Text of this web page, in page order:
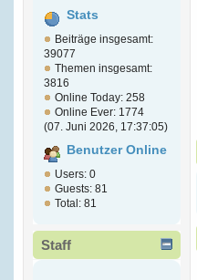
Stats
Beiträge insgesamt:
39077
Themen insgesamt:
3816
Online Today: 258
Online Ever: 1774
(07. Juni 2026, 17:37:05)
Benutzer Online
Users: 0
Guests: 81
Total: 81
Staff